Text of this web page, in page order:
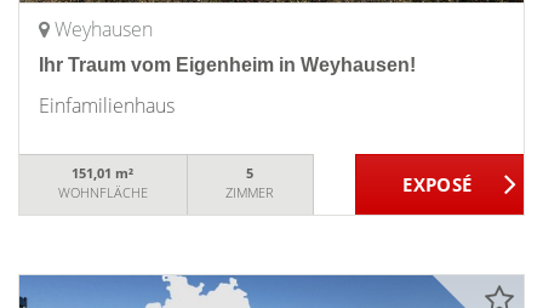
Weyhausen
Ihr Traum vom Eigenheim in Weyhausen!
Einfamilienhaus
151,01 m²
WOHNFLÄCHE
5
ZIMMER